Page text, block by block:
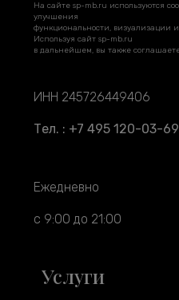
На сайте sp-mb.ru используются
улучшения
функциональности, визуализации
Используя сайт sp-mb.ru
в дальнейшем, вы также
ИНН 245726449406
Тел. : +7 495 120-03-69
Ежедневно
с 9:00 до 21:00
Услуги